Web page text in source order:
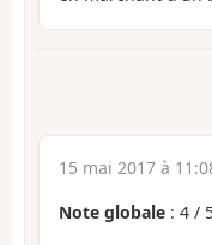
15 mai 2017 à
Note globale : 4 /